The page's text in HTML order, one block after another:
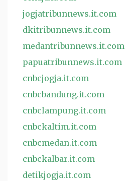
jogjatribunnews.it.com
dkitribunnews.it.com
medantribunnews.it.com
papuatribunnews.it.com
cnbcjogja.it.com
cnbcbandung.it.com
cnbclampung.it.com
cnbckaltim.it.com
cnbcmedan.it.com
cnbckalbar.it.com
detikjogja.it.com